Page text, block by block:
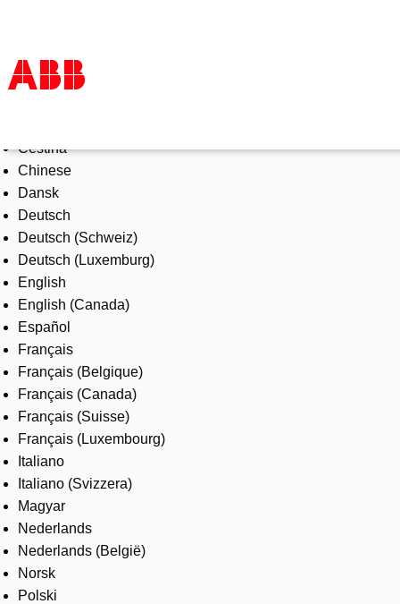
Products & Solutions
Industries
Services
About us
Where to buy
Contact us
Careers
Čeština
Chinese
Dansk
Deutsch
Deutsch (Schweiz)
Deutsch (Luxemburg)
English
English (Canada)
Español
Français
Français (Belgique)
Français (Canada)
Français (Suisse)
Français (Luxembourg)
Italiano
Italiano (Svizzera)
Magyar
Nederlands
Nederlands (België)
Norsk
Polski